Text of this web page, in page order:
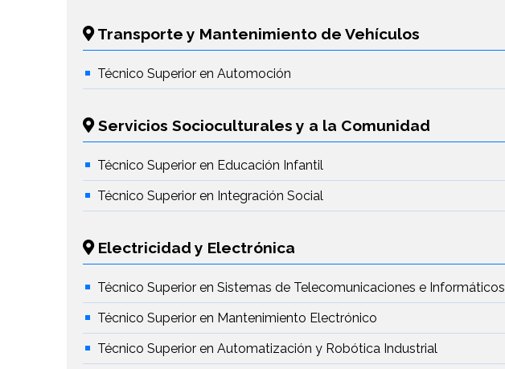
Transporte y Mantenimiento de Vehículos
Técnico Superior en Automoción
Servicios Socioculturales y a la Comunidad
Técnico Superior en Educación Infantil
Técnico Superior en Integración Social
Electricidad y Electrónica
Técnico Superior en Sistemas de Telecomunicaciones e Informáticos
Técnico Superior en Mantenimiento Electrónico
Técnico Superior en Automatización y Robótica Industrial